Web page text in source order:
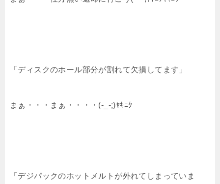
「ディスクのホール部分が割れて欠損してます」
まぁ・・・まぁ・・・・(-_-;)ﾔｷﾆｸ
「デジパックのホットメルトが外れてしまっていま